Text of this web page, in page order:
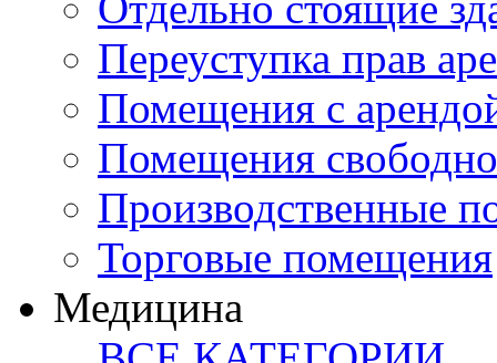
Переуступка прав
Помещения с
Помещения
Производственные
Торговые помещения
Медицина